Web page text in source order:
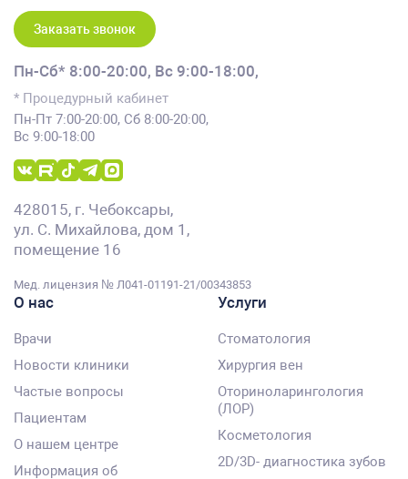
Заказать звонок
Пн-Сб* 8:00-20:00, Вс 9:00-18:00,
* Процедурный кабинет
Пн-Пт 7:00-20:00, Сб 8:00-20:00,
Вс 9:00-18:00
428015, г. Чебоксары,
ул. С. Михайлова, дом 1,
помещение 16
Мед. лицензия № Л041-01191-21/00343853
О нас
Врачи
Новости клиники
Частые вопросы
Пациентам
О нашем центре
Информация об
Услуги
Стоматология
Хирургия вен
Оториноларингология
(ЛОР)
Косметология
2D/3D- диагностика зубов